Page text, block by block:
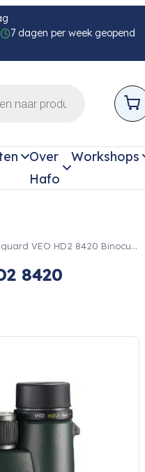
7 dagen per week geopend
Over
Hafo
Workshops
Vanguard VEO HD2 8420 Binocular
8420